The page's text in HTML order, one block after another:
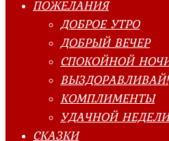
ПОЖЕЛАНИЯ
ДОБРОЕ УТРО
ДОБРЫЙ ВЕЧЕР
СПОКОЙНОЙ
ВЫЗДОРАВЛИВАЙ!
КОМПЛИМЕНТЫ
УДАЧНОЙ НЕДЕЛИ
СКАЗКИ